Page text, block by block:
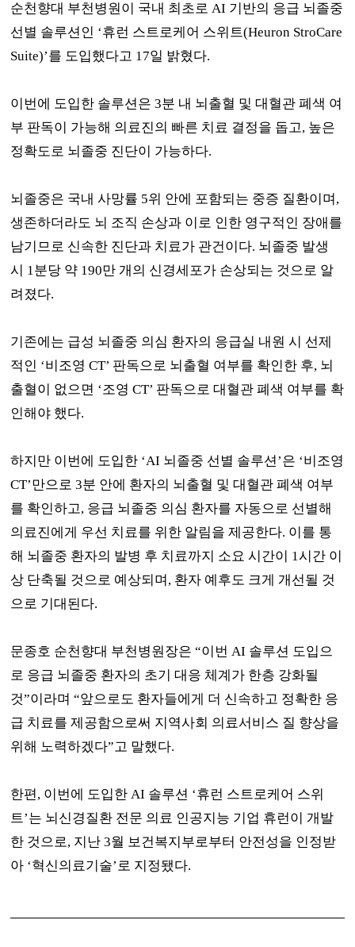
순천향대 부천병원이 국내 최초로AI 기반의 응급 뇌졸중
선별 솔루션인 ‘휴런 스트로케어 스위트(Heuron StroCare
Suite)’를 도입했다고 17일 밝혔다.
이번에 도입한 솔루션은3분 내 뇌출혈 및 대혈관 폐색 여
부 판독이 가능해 의료진의 빠른 치료 결정을 돕고, 높은
정확도로 뇌졸중 진단이 가능하다.
뇌졸중은 국내 사망률 5위 안에 포함되는 중증 질환이며 ,
생존하더라도 뇌 조직 손상과 이로 인한 영구적인 장애를
남기므로 신속한 진단과 치료가 관건이다. 뇌졸중 발생
시 1분당 약 190만 개의 신경세포가 손상되는 것으로 알
려졌다.
기존에는 급성 뇌졸중 의심 환자의 응급실 내원 시 선제
적인 ‘비조영CT’ 판독으로 뇌출혈 여부를 확인한 후, 뇌
출혈이 없으면 ‘조영CT’ 판독으로 대혈관 폐색 여부를 확
인해야 했다.
하지만 이번에 도입한 ‘AI 뇌졸중 선별 솔루션’은 ‘비조영
CT’만으로3분 안에 환자의 뇌출혈 및 대혈관 폐색 여부
를 확인하고, 응급 뇌졸중 의심 환자를 자동으로 선별해
의료진에게 우선 치료를 위한 알림을 제공한다. 이를 통
해 뇌졸중 환자의 발병 후 치료까지 소요 시간이 1시간 이
상 단축될 것으로 예상되며 , 환자 예후도 크게 개선될 것
으로 기대된다.
문종호 순천향대 부천병원장은“이번AI 솔루션 도입으
로 응급 뇌졸중 환자의 초기 대응 체계가 한층 강화될
것”이라며“앞으로도 환자들에게 더 신속하고 정확한 응
급 치료를 제공함으로써 지역사회 의료서비스 질 향상을
위해 노력하겠다”고 말했다.
한편, 이번에 도입한AI 솔루션 ‘휴런 스트로케어 스위
트’는 뇌신경질환 전문 의료 인공지능 기업 휴런이 개발
한 것으로, 지난3월 보건복지부로부터 안전성을 인정받
아 ‘혁신의료기술’로 지정됐다.